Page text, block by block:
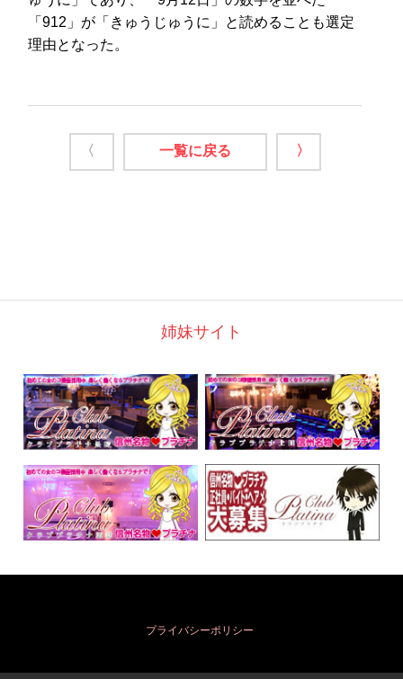
「912」が「きゅうじゅうに」と読めることも選定
理由となった。
〈 一覧に戻る 〉
姉妹サイト
プライバシーポリシー